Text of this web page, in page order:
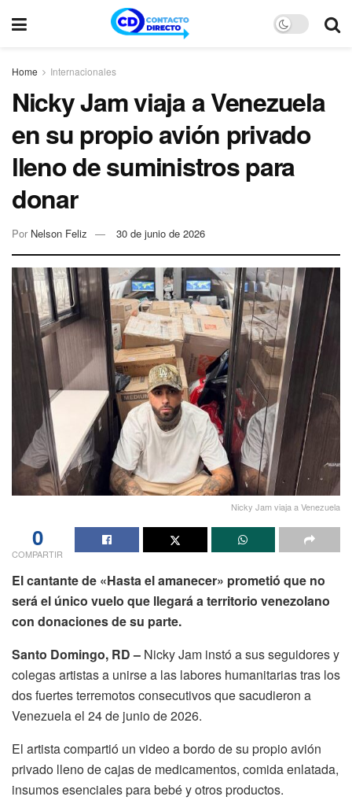
Home Internacionales
Nicky Jam viaja a Venezuela
en su propio avión privado
lleno de suministros para
donar
Por Nelson Feliz 30 de junio de 2026
Nicky Jam viaja a Venezuela
0
COMPARTIR
El cantante de «Hasta el amanecer» prometió que no
será el único vuelo que llegará a territorio venezolano
con donaciones de su parte.
Santo Domingo, RD – Nicky Jam instó a sus seguidores y
colegas artistas a unirse a las labores humanitarias tras los
dos fuertes terremotos consecutivos que sacudieron a
Venezuela el 24 de junio de 2026.
El artista compartió un video a bordo de su propio avión
privado lleno de cajas de medicamentos, comida enlatada,
insumos esenciales para bebé y otros productos.